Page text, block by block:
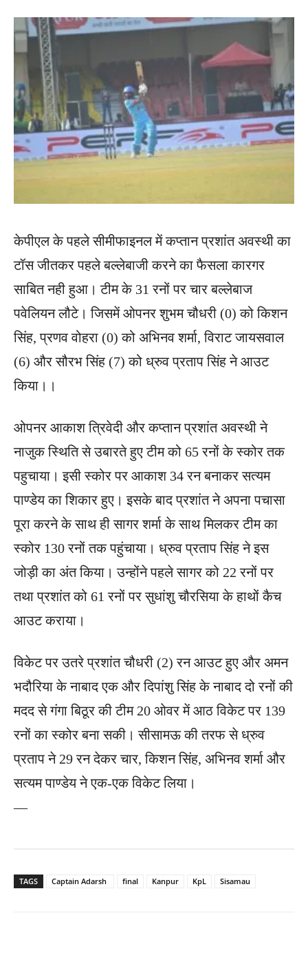
केपीएल के पहले सीमीफाइनल में कप्तान प्रशांत अवस्थी का
टॉस जीतकर पहले बल्लेबाजी करने का फैसला कारगर
साबित नही हुआ। टीम के 31 रनों पर चार बल्लेबाज
पवेलियन लौटे। जिसमें ओपनर शुभम चौधरी (0) को किशन
सिंह, प्रणव वोहरा (0) को अभिनव शर्मा, विराट जायसवाल
(6) और सौरभ सिंह (7) को ध्रुव प्रताप सिंह ने आउट
किया।।
ओपनर आकाश त्रिवेदी और कप्तान प्रशांत अवस्थी ने
नाजुक स्थिति से उबारते हुए टीम को 65 रनों के स्कोर तक
पहुचाया। इसी स्कोर पर आकाश 34 रन बनाकर सत्यम
पाण्डेय का शिकार हुए। इसके बाद प्रशांत ने अपना पचासा
पूरा करने के साथ ही सागर शर्मा के साथ मिलकर टीम का
स्कोर 130 रनों तक पहुंचाया। ध्रुव प्रताप सिंह ने इस
जोड़ी का अंत किया। उन्होंने पहले सागर को 22 रनों पर
तथा प्रशांत को 61 रनों पर सुधांशु चौरसिया के हाथों कैच
आउट कराया।
विकेट पर उतरे प्रशांत चौधरी (2) रन आउट हुए और अमन
भदौरिया के नाबाद एक और दिपांशु सिंह के नाबाद दो रनों की
मदद से गंगा बिठूर की टीम 20 ओवर में आठ विकेट पर 139
रनों का स्कोर बना सकी। सीसामऊ की तरफ से ध्रुव
प्रताप ने 29 रन देकर चार, किशन सिंह, अभिनव शर्मा और
सत्यम पाण्डेय ने एक-एक विकेट लिया।
—
TAGS Captain Adarsh ​ final Kanpur KpL Sisamau